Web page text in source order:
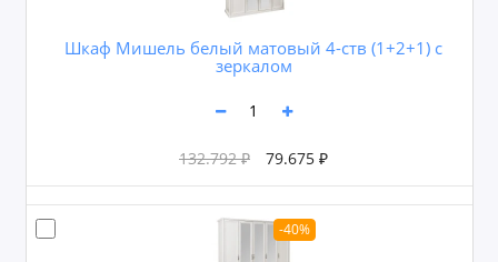
Шкаф Мишель белый матовый 4-ств (1+2+1) с
зеркалом
132.792 ₽ 79.675 ₽
-40%